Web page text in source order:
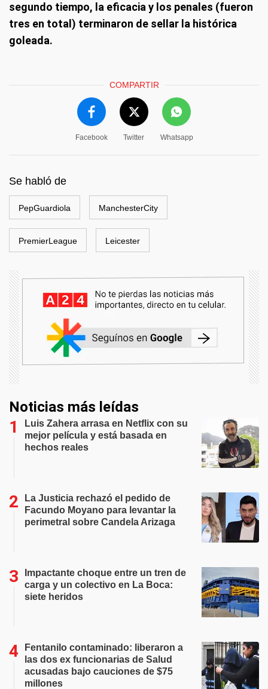
segundo tiempo, la eficacia y los penales (fueron
tres en total) terminaron de sellar la histórica
goleada.
COMPARTIR
Facebook Twitter Whatsapp
Se habló de
PepGuardiola ManchesterCity
PremierLeague Leicester
Noticias más leídas
Luis Zahera arrasa en Netflix con su
mejor película y está basada en
hechos reales
La Justicia rechazó el pedido de
Facundo Moyano para levantar la
perimetral sobre Candela Arizaga
Impactante choque entre un tren de
carga y un colectivo en La Boca:
siete heridos
Fentanilo contaminado: liberaron a
las dos ex funcionarias de Salud
acusadas bajo cauciones de $75
millones